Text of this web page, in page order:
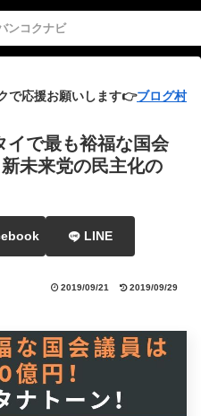
ンコクナビ
で応援お願いします👉ブログ村
イで最も裕福な国会
未来党の民主化の
LINE
2019/09/21 2019/09/29